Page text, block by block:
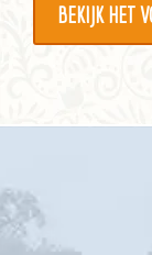
BEKIJK HET